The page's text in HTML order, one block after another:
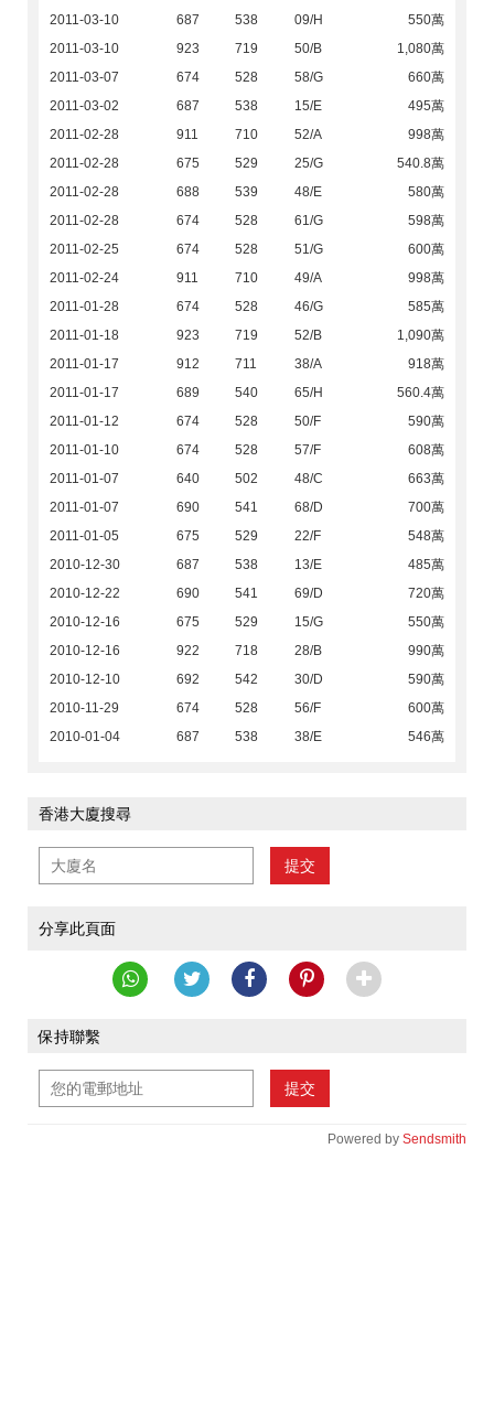
2011-03-10 687 538 09/H
550萬
2011-03-10
923 719 50/B
1,080萬
2011-03-07
674 528 58/G
660萬
2011-03-02
687 538 15/E
495萬
2011-02-28
911 710 52/A
998萬
2011-02-28
675 529 25/G
540.8萬
2011-02-28
688 539 48/E
580萬
2011-02-28
674 528 61/G
598萬
2011-02-25
674 528 51/G
600萬
2011-02-24
911 710 49/A
998萬
2011-01-28
674 528 46/G
585萬
2011-01-18
923 719 52/B
1,090萬
2011-01-17
912 711 38/A
918萬
2011-01-17
689 540 65/H
560.4萬
2011-01-12
674 528 50/F
590萬
2011-01-10
674 528 57/F
608萬
2011-01-07
640 502 48/C
663萬
2011-01-07
690 541 68/D
700萬
2011-01-05
675 529 22/F
548萬
2010-12-30
687 538 13/E
485萬
2010-12-22
690 541 69/D
720萬
2010-12-16
675 529 15/G
550萬
2010-12-16
922 718 28/B
990萬
2010-12-10
692 542 30/D
590萬
2010-11-29
674 528 56/F
600萬
2010-01-04
687 538 38/E 546萬
香港大廈搜尋
提交
分享此頁面
保持聯繫
提交
Powered by Sendsmith